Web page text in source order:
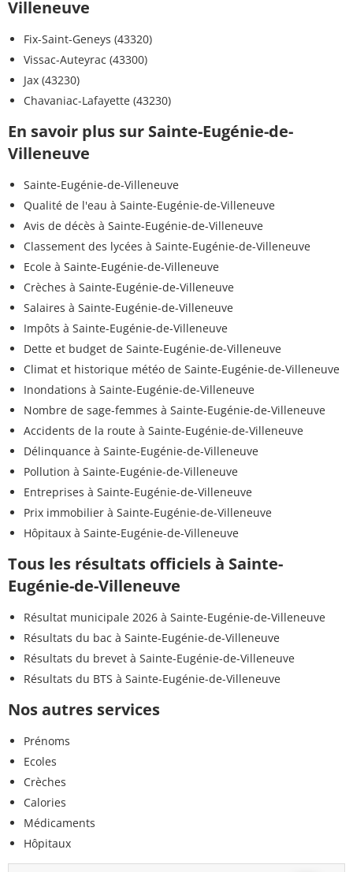
Villeneuve
Fix-Saint-Geneys (43320)
Vissac-Auteyrac (43300)
Jax (43230)
Chavaniac-Lafayette (43230)
En savoir plus sur Sainte-Eugénie-de-
Villeneuve
Sainte-Eugénie-de-Villeneuve
Qualité de l'eau à Sainte-Eugénie-de-Villeneuve
Avis de décès à Sainte-Eugénie-de-Villeneuve
Classement des lycées à Sainte-Eugénie-de-Villeneuve
Ecole à Sainte-Eugénie-de-Villeneuve
Crèches à Sainte-Eugénie-de-Villeneuve
Salaires à Sainte-Eugénie-de-Villeneuve
Impôts à Sainte-Eugénie-de-Villeneuve
Dette et budget de Sainte-Eugénie-de-Villeneuve
Climat et historique météo de Sainte-Eugénie-de-Villeneuve
Inondations à Sainte-Eugénie-de-Villeneuve
Nombre de sage-femmes à Sainte-Eugénie-de-Villeneuve
Accidents de la route à Sainte-Eugénie-de-Villeneuve
Délinquance à Sainte-Eugénie-de-Villeneuve
Pollution à Sainte-Eugénie-de-Villeneuve
Entreprises à Sainte-Eugénie-de-Villeneuve
Prix immobilier à Sainte-Eugénie-de-Villeneuve
Hôpitaux à Sainte-Eugénie-de-Villeneuve
Tous les résultats officiels à Sainte-
Eugénie-de-Villeneuve
Résultat municipale 2026 à Sainte-Eugénie-de-Villeneuve
Résultats du bac à Sainte-Eugénie-de-Villeneuve
Résultats du brevet à Sainte-Eugénie-de-Villeneuve
Résultats du BTS à Sainte-Eugénie-de-Villeneuve
Nos autres services
Prénoms
Ecoles
Crèches
Calories
Médicaments
Hôpitaux